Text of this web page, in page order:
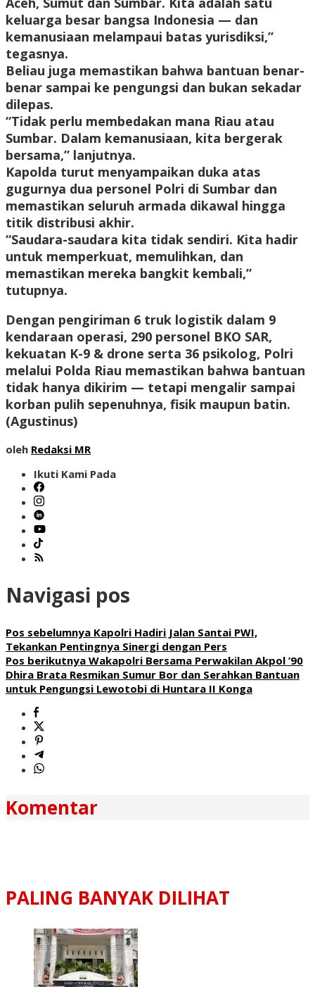
keluarga besar bangsa Indonesia — dan
kemanusiaan melampaui batas yurisdiksi,”
tegasnya.
Beliau juga memastikan bahwa bantuan benar-
benar sampai ke pengungsi dan bukan sekadar
dilepas.
“Tidak perlu membedakan mana Riau atau
Sumbar. Dalam kemanusiaan, kita bergerak
bersama,” lanjutnya.
Kapolda turut menyampaikan duka atas
gugurnya dua personel Polri di Sumbar dan
memastikan seluruh armada dikawal hingga
titik distribusi akhir.
“Saudara-saudara kita tidak sendiri. Kita hadir
untuk memperkuat, memulihkan, dan
memastikan mereka bangkit kembali,”
tutupnya.
Dengan pengiriman 6 truk logistik dalam 9
kendaraan operasi, 290 personel BKO SAR,
kekuatan K-9 & drone serta 36 psikolog, Polri
melalui Polda Riau memastikan bahwa bantuan
tidak hanya dikirim — tetapi mengalir sampai
korban pulih sepenuhnya, fisik maupun batin.
(Agustinus)
oleh Redaksi MR
Ikuti Kami Pada
Navigasi pos
Pos sebelumnya Kapolri Hadiri Jalan Santai PWI,
Tekankan Pentingnya Sinergi dengan Pers
Pos berikutnya Wakapolri Bersama Perwakilan Akpol ’90
Dhira Brata Resmikan Sumur Bor dan Serahkan Bantuan
untuk Pengungsi Lewotobi di Huntara II Konga
Komentar
PALING BANYAK DILIHAT